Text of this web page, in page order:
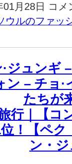
01月28日
韓
旅
｜
ジ
ュ
ニ
シ
ッ
ク
で
コメ
ウルのファッ
ジュンギ
ン – チョ
たちが
行｜【コ
！【ペ
ン・